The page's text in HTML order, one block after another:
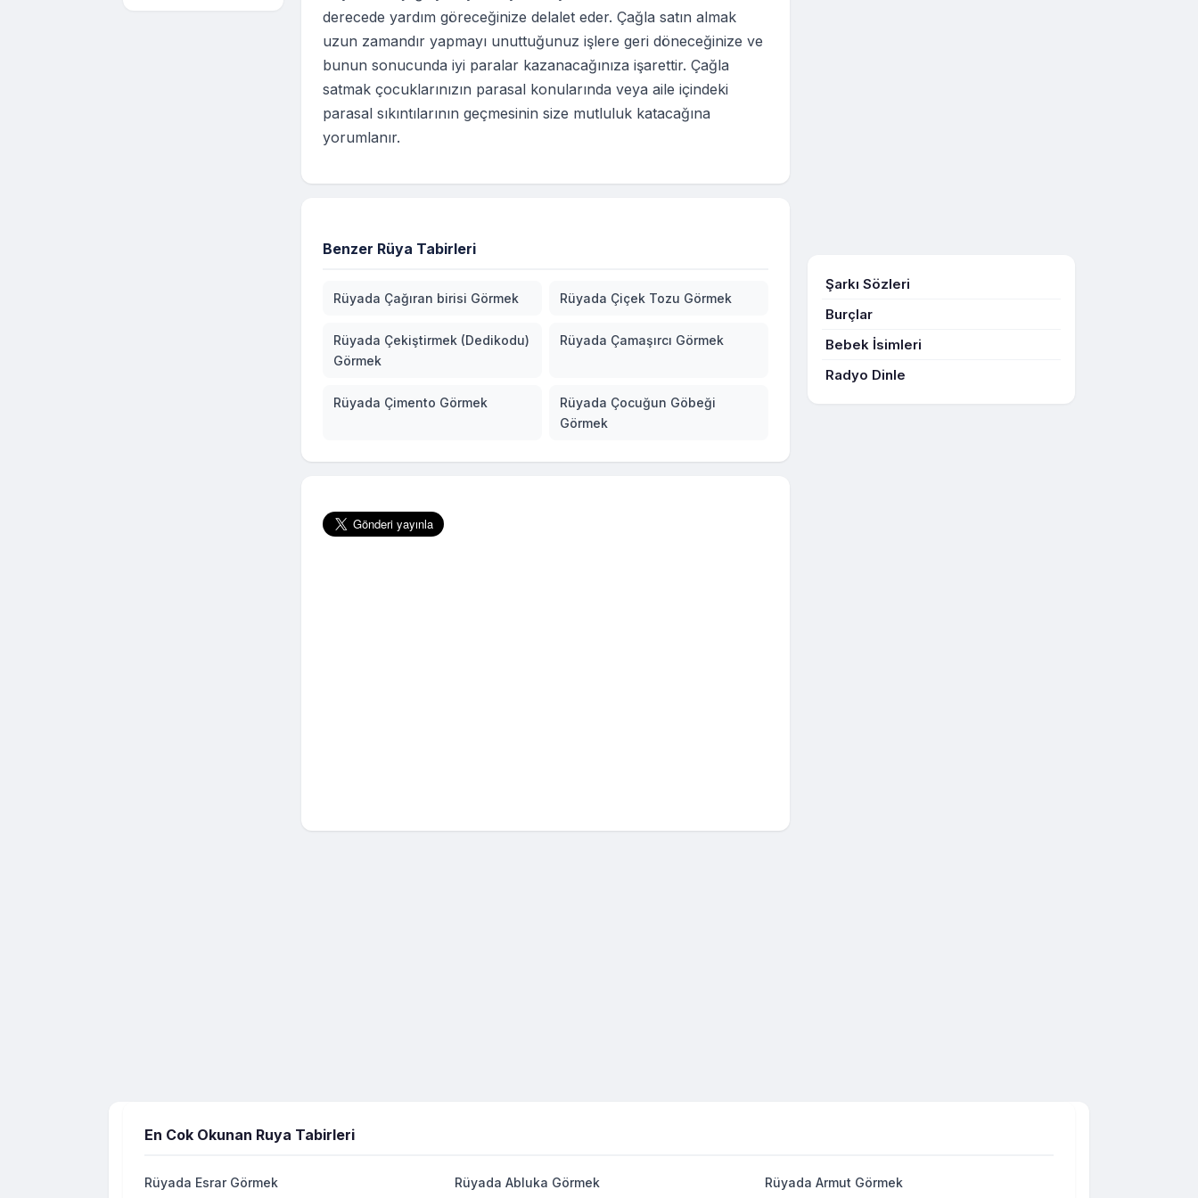
derecede yardım göreceğinize delalet eder. Çağla satın almak
uzun zamandır yapmayı unuttuğunuz işlere geri döneceğinize ve
bunun sonucunda iyi paralar kazanacağınıza işarettir. Çağla
satmak çocuklarınızın parasal konularında veya aile içindeki
parasal sıkıntılarının geçmesinin size mutluluk katacağına
yorumlanır.
Benzer Rüya Tabirleri
Rüyada Çağıran birisi Görmek Rüyada Çiçek Tozu Görmek
Rüyada Çekiştirmek (Dedikodu)
Görmek
Rüyada Çamaşırcı Görmek
Rüyada Çimento Görmek
Rüyada Çocuğun Göbeği
Görmek
Şarkı Sözleri
Burçlar
Bebek İsimleri
Radyo Dinle
En Cok Okunan Ruya Tabirleri
Rüyada Esrar Görmek Rüyada Abluka Görmek Rüyada Armut Görmek